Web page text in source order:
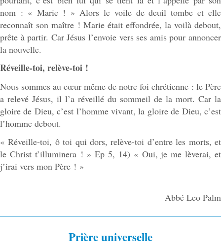
nom : « Marie ! » Alors le voile de deuil tombe et elle
reconnaît son maître ! Marie était effondrée, la voilà debout,
prête à partir. Car Jésus l’envoie vers ses amis pour annoncer
la nouvelle.
Réveille-toi, relève-toi !
Nous sommes au cœur même de notre foi chrétienne : le Père
a relevé Jésus, il l’a réveillé du sommeil de la mort. Car la
gloire de Dieu, c’est l’homme vivant, la gloire de Dieu, c’est
l’homme debout.
« Réveille-toi, ô toi qui dors, relève-toi d’entre les morts, et
le Christ t’illuminera ! » Ep 5, 14) « Oui, je me lèverai, et
j’irai vers mon Père ! »
Abbé Leo Palm
Prière universelle